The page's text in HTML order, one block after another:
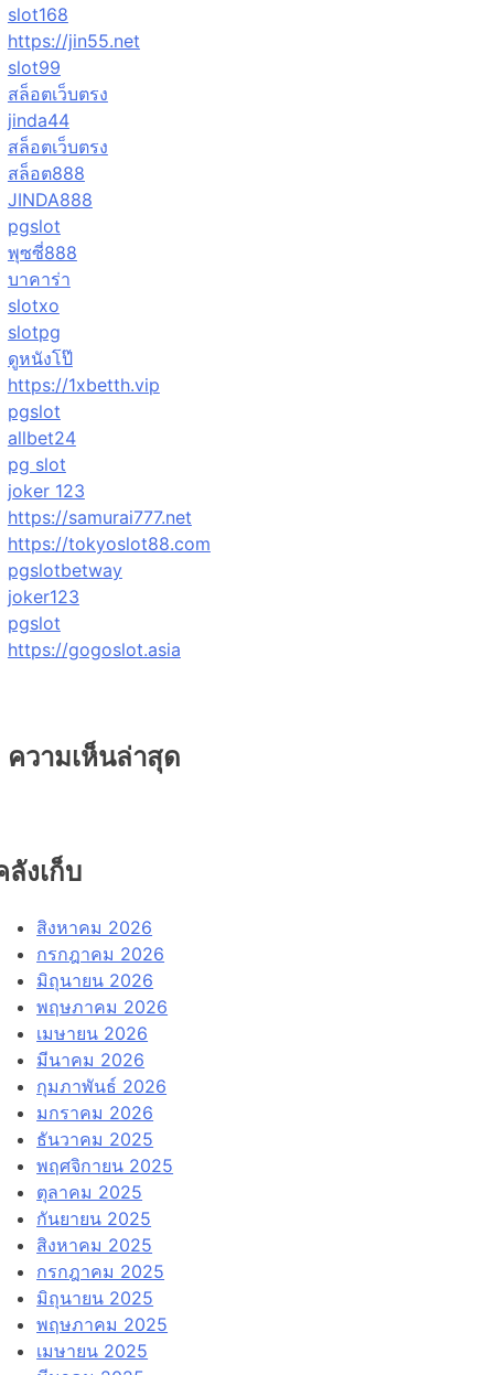
slot168
https://jin55.net
slot99
สล็อตเว็บตรง
jinda44
สล็อตเว็บตรง
สล็อต888
JINDA888
pgslot
พุซซี่888
บาคาร่า
slotxo
slotpg
ดูหนังโป๊
https://1xbetth.vip
pgslot
allbet24
pg slot
joker 123
https://samurai777.net
https://tokyoslot88.com
pgslotbetway
joker123
pgslot
https://gogoslot.asia
ความเห็นล่าสุด
ลังเก็บ
สิงหาคม 2026
กรกฎาคม 2026
มิถุนายน 2026
พฤษภาคม 2026
เมษายน 2026
มีนาคม 2026
กุมภาพันธ์ 2026
มกราคม 2026
ธันวาคม 2025
พฤศจิกายน 2025
ตุลาคม 2025
กันยายน 2025
สิงหาคม 2025
กรกฎาคม 2025
มิถุนายน 2025
พฤษภาคม 2025
เมษายน 2025